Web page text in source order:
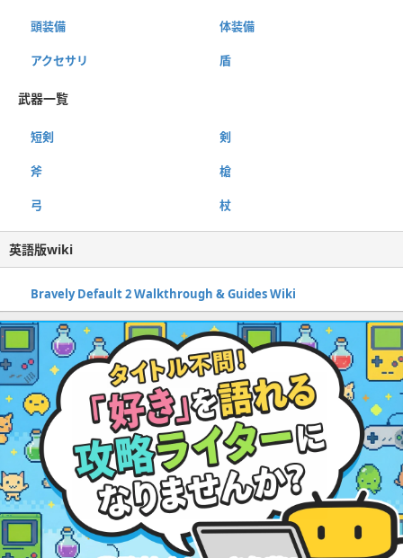
頭装備 体装備
アクセサリ 盾
武器一覧
短剣 剣
斧 槍
弓 杖
英語版wiki
Bravely Default 2 Walkthrough & Guides Wiki